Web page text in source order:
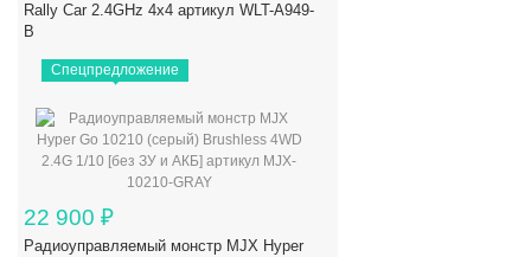
Rally Car 2.4GHz 4x4 артикул WLT-A949-
B
Спецпредложение
22 900 ₽
Радиоуправляемый монстр MJX Hyper